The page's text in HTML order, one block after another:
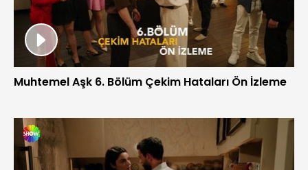
Muhtemel Aşk 6. Bölüm Çekim Hataları Ön İzleme